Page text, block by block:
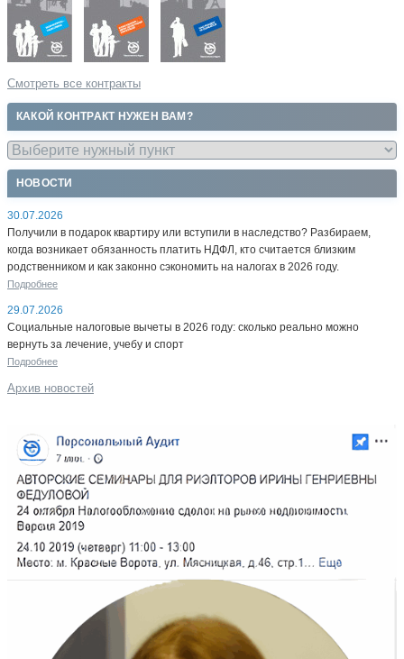
Смотреть все контракты
КАКОЙ КОНТРАКТ НУЖЕН ВАМ?
НОВОСТИ
30.07.2026
Получили в подарок квартиру или вступили в наследство? Разбираем,
когда возникает обязанность платить НДФЛ, кто считается близким
родственником и как законно сэкономить на налогах в 2026 году.
Подробнее
29.07.2026
Социальные налоговые вычеты в 2026 году: сколько реально можно
вернуть за лечение, учебу и спорт
Подробнее
Архив новостей